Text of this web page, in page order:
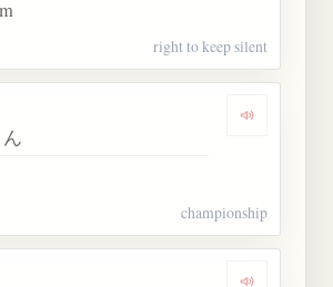
right to keep silent
Dengarkan
championship